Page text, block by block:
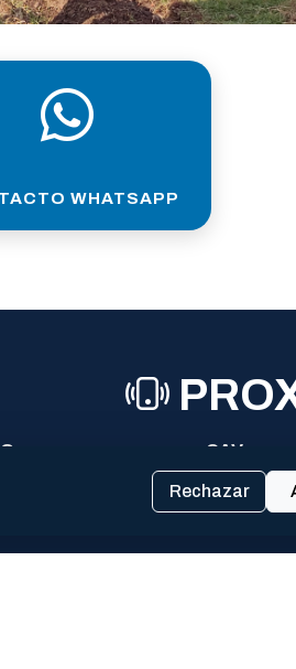
WHATSAPP
CAV
Rechazar